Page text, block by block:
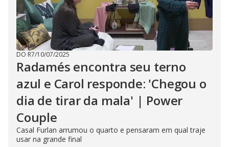
DO R7/10/07/2025
Radamés encontra seu terno
azul e Carol responde: 'Chegou o
dia de tirar da mala' | Power
Couple
Casal Furlan arrumou o quarto e pensaram em qual traje
usar na grande final